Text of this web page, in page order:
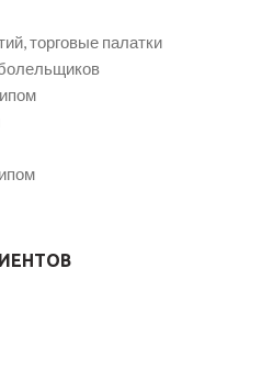
торговые палатки